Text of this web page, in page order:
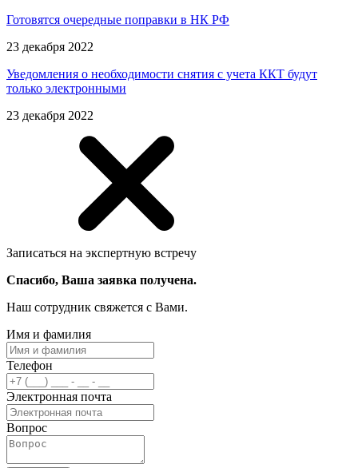
Готовятся очередные поправки в НК РФ
23 декабря 2022
Уведомления о необходимости снятия с учета ККТ будут
только электронными
23 декабря 2022
Записаться на экспертную встречу
Спасибо, Ваша заявка получена.
Наш сотрудник свяжется с Вами.
Имя и фамилия
Телефон
Электронная почта
Вопрос